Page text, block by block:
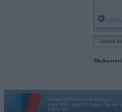
Jauna
Vortāls BMWPower.lv darbojas
kopš 2002. gada 14. maija. Tas nav
BMW AG.